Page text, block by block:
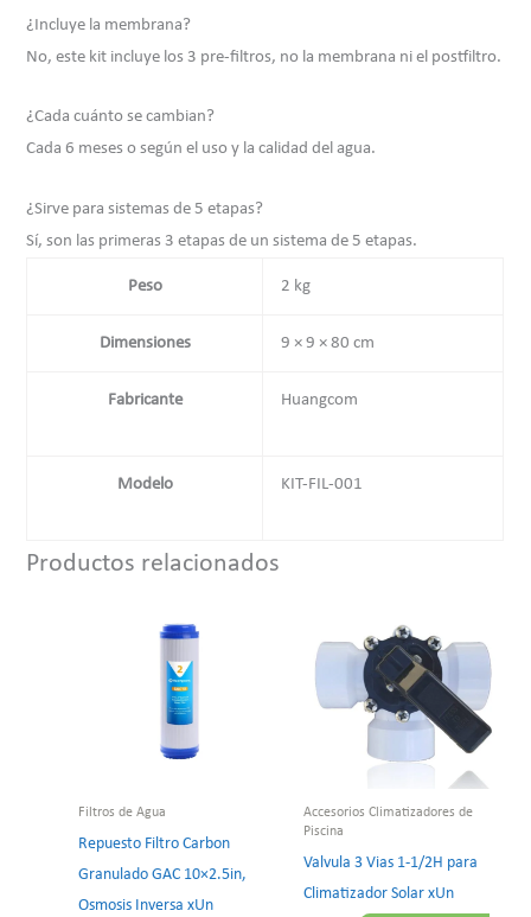
¿Incluye la membrana?
No, este kit incluye los 3 pre-filtros, no la membrana ni el postfiltro.
¿Cada cuánto se cambian?
Cada 6 meses o según el uso y la calidad del agua.
¿Sirve para sistemas de 5 etapas?
Sí, son las primeras 3 etapas de un sistema de 5 etapas.
Peso 2 kg
Dimensiones 9 × 9 × 80 cm
Fabricante Huangcom
Modelo KIT-FIL-001
Productos relacionados
Filtros de Agua
Repuesto Filtro Carbon
Granulado GAC 10×2.5in,
Osmosis Inversa xUn
Accesorios Climatizadores de
Piscina
Valvula 3 Vias 1-1/2H para
Climatizador Solar xUn